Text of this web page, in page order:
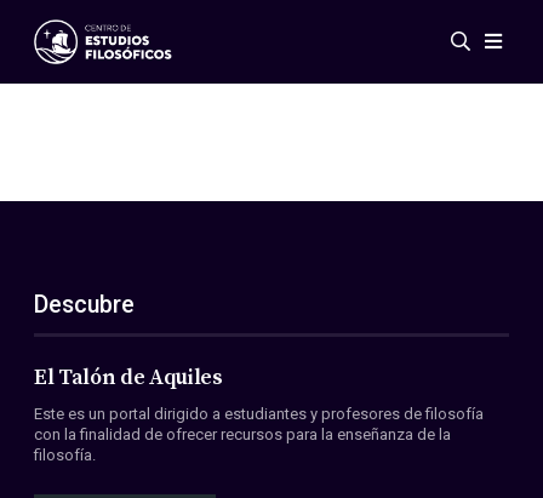
Eventos
ES
EN
Acerca de nosotros
Miembros
Convenios
Descubre
El Talón de Aquiles
Este es un portal dirigido a estudiantes y profesores de filosofía
con la finalidad de ofrecer recursos para la enseñanza de la
filosofía.